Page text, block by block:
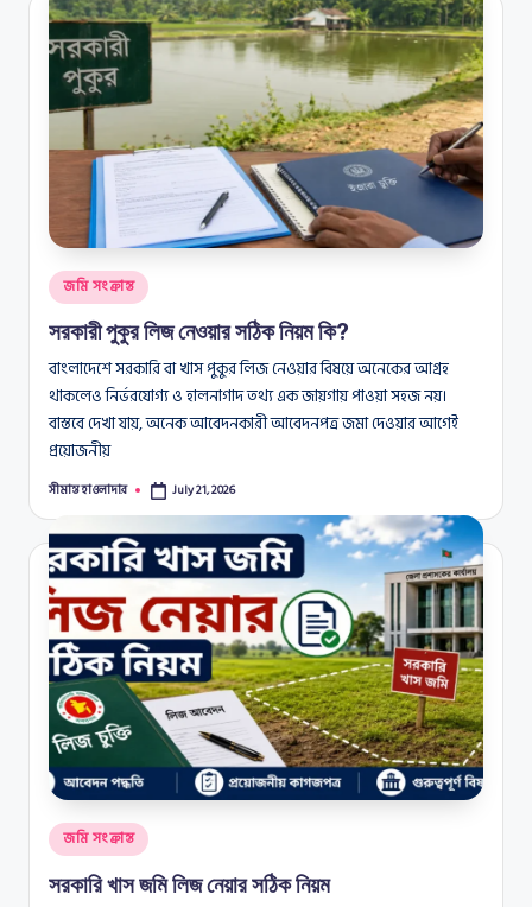
Posted
in
জমি সংক্রান্ত
সরকারী পুকুর লিজ নেওয়ার সঠিক নিয়ম কি?
বাংলাদেশে সরকারি বা খাস পুকুর লিজ নেওয়ার বিষয়ে অনেকের আগ্রহ
থাকলেও নির্ভরযোগ্য ও হালনাগাদ তথ্য এক জায়গায় পাওয়া সহজ নয়।
বাস্তবে দেখা যায়, অনেক আবেদনকারী আবেদনপত্র জমা দেওয়ার আগেই
প্রয়োজনীয়
Posted
সীমান্ত হাওলাদার July 21, 2026
Posted
in
জমি সংক্রান্ত
সরকারি খাস জমি লিজ নেয়ার সঠিক নিয়ম